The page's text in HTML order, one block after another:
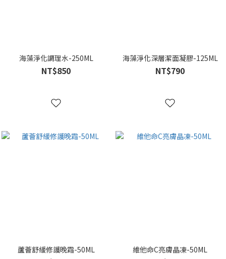
海藻淨化調理水-250ML
NT$850
海藻淨化深層潔面凝膠-125ML
NT$790
蘆薈舒緩修護晚霜-50ML 維他命C亮膚晶凍-50ML